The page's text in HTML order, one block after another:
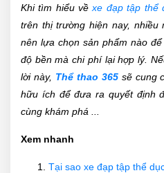
Khi tìm hiểu vềxe đạp tập thể
trên thị trường hiện nay, nhiều
nên lựa chọn sản phẩm nào
độ bền mà chi phí lại hợp lý.
lời này, Thể thao 365sẽ cung
hữu ích để đưa ra quyết định
cùng khám phá ...
Xem nhanh
Tại sao xe đạp tập thể